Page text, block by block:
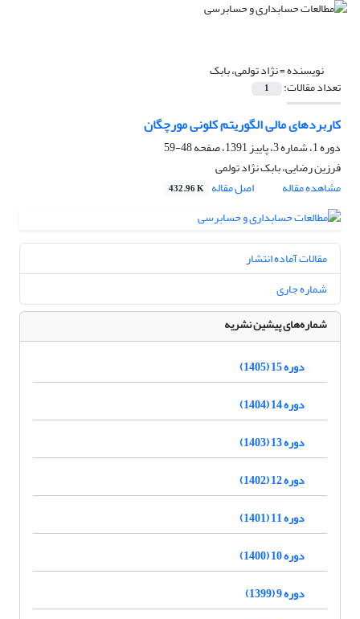
نویسنده =نژاد تولمی، بابک
تعداد مقالات: 1
کاربردهای مالی الگوریتم کلونی مورچگان
دوره 1، شماره 3، پاییز 1391، صفحه
48-59
فرزین رضایی، بابک نژاد تولمی
مشاهده مقاله
اصل مقاله 432.96 K
مقالات آماده انتشار
شماره جاری
شماره‌های پیشین نشریه
دوره 15 (1405)
دوره 14 (1404)
دوره 13 (1403)
دوره 12 (1402)
دوره 11 (1401)
دوره 10 (1400)
دوره 9 (1399)